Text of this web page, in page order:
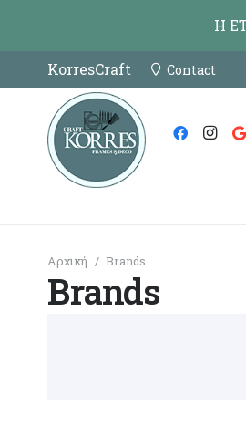
KorresCraft Contact
Αρχική / Brands
Brands
Η